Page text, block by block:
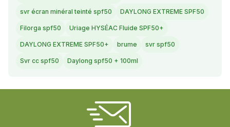
svr écran minéral teinté spf50 DAYLONG EXTREME SPF50
Filorga spf50 Uriage HYSÉAC Fluide SPF50+
DAYLONG EXTREME SPF50+ brume svr spf50
Svr cc spf50 Daylong spf50 + 100ml